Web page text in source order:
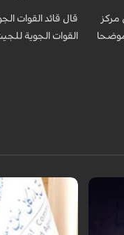
مركز
موضحا
قال قائد القوات
القوات الجوية